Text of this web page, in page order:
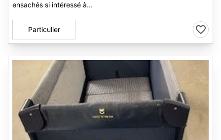
ensachés si intéressé à...
Particulier